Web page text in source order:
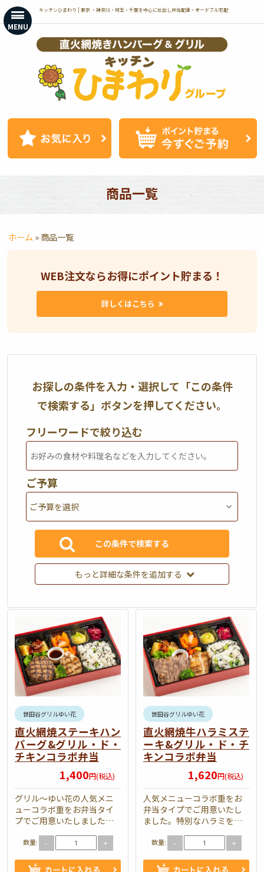
ン
テ
キッチンひまわり | 東京 ・神奈川・埼玉・千葉を中心に仕出し弁当配達・オードブル宅配
MENU
商品一覧
ホーム »商品一覧
WEB注文ならお得にポイント貯まる！
詳しくはこちら
お探しの条件を入力・選択して「この条件
で検索する」ボタンを押してください。
フリーワードで絞り込む
ご予算
もっと詳細な条件を追加する
世田谷グリルゆい花
直火網焼ステーキハン
バーグ&グリル・ド・
チキンコラボ弁当
1,400円(税込)
グリル～ゆい花の人気メニ
ューコラボ重をお弁当タイ
プでご用意いたしました。
ーグとグリル・ド・チキン
の至高のコラボ弁当です。
ご飯はひじきと小…
数量: - +
世田谷グリルゆい花
直火網焼牛ハラミステ
ーキ&グリル・ド・チ
キンコラボ弁当
1,620円(税込)
人気メニューコラボ重をお
弁当タイプでご用意いたし
ました。特別なハラミを使
ラミステーキとグリル・
ド・チキンの至高のコラボ
弁当です。ご飯はひ…
数量: - +